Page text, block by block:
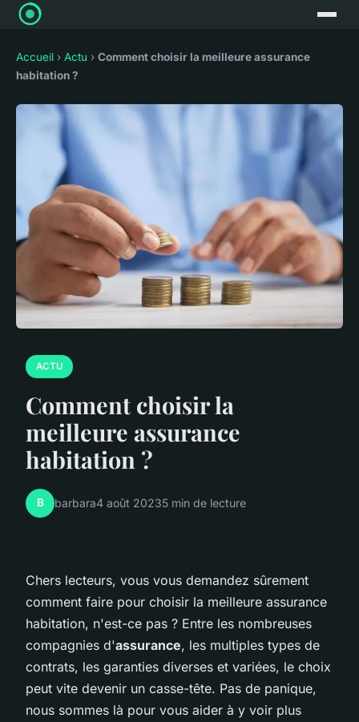
Accueil › Actu › Comment choisir la meilleure assurance
habitation ?
ACTU
Comment choisir la
meilleure assurance
habitation ?
B barbara4 août 20235 min de lecture
Chers lecteurs, vous vous demandez sûrement
comment faire pour choisir la meilleure assurance
habitation, n'est-ce pas ? Entre les nombreuses
compagnies d'assurance, les multiples types de
contrats, les garanties diverses et variées, le choix
peut vite devenir un casse-tête. Pas de panique,
nous sommes là pour vous aider à y voir plus